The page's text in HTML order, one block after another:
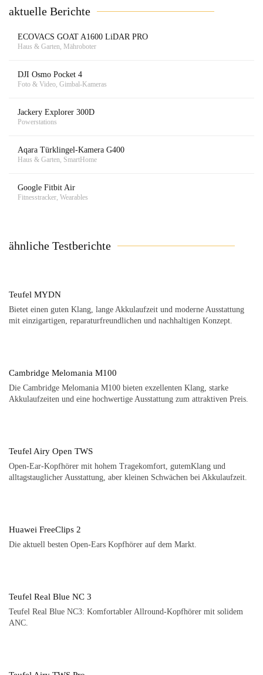
aktuelle Berichte
ECOVACS GOAT A1600 LiDAR PRO
Haus & Garten, Mähroboter
DJI Osmo Pocket 4
Foto & Video, Gimbal-Kameras
Jackery Explorer 300D
Powerstations
Aqara Türklingel-Kamera G400
Haus & Garten, SmartHome
Google Fitbit Air
Fitnesstracker, Wearables
ähnliche Testberichte
Teufel MYDN
Bietet einen guten Klang, lange Akkulaufzeit und moderne Ausstattung
mit einzigartigen, reparaturfreundlichen und nachhaltigen Konzept.
Cambridge Melomania M100
Die Cambridge Melomania M100 bieten exzellenten Klang, starke
Akkulaufzeiten und eine hochwertige Ausstattung zum attraktiven Preis.
Teufel Airy Open TWS
Open-Ear-Kopfhörer mit hohem Tragekomfort, gutemKlang und
alltagstauglicher Ausstattung, aber kleinen Schwächen bei Akkulaufzeit.
Huawei FreeClips 2
Die aktuell besten Open-Ears Kopfhörer auf dem Markt.
Teufel Real Blue NC 3
Teufel Real Blue NC3: Komfortabler Allround-Kopfhörer mit solidem
ANC.